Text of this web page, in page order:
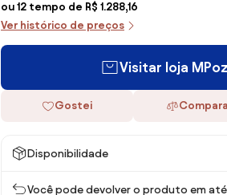
ou 12 tempo de R$ 1.288,16
Ver histórico de preços
Visitar loja
Gostei
Disponibilidade
Você pode devolver o produto em até